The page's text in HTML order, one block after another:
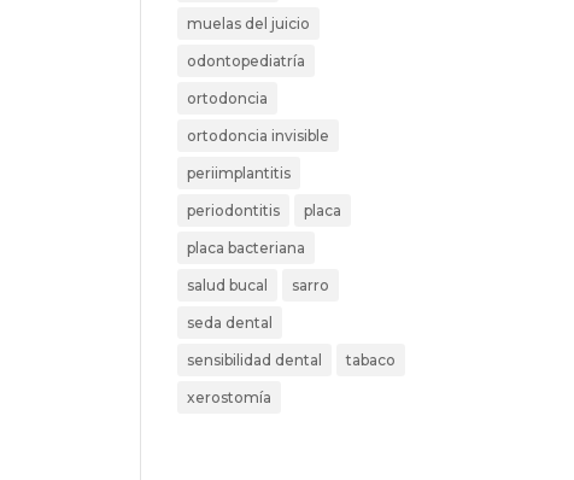
muelas del juicio
odontopediatría
ortodoncia
ortodoncia invisible
periimplantitis
periodontitis placa
placa bacteriana
salud bucal sarro
seda dental
sensibilidad dental tabaco
xerostomía